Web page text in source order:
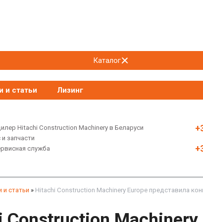
Каталог
и статьи Лизинг
Hitachi Construction Machinery в Беларуси
запчасти
служба
и статьи » Hitachi Construction Machinery Europe представила